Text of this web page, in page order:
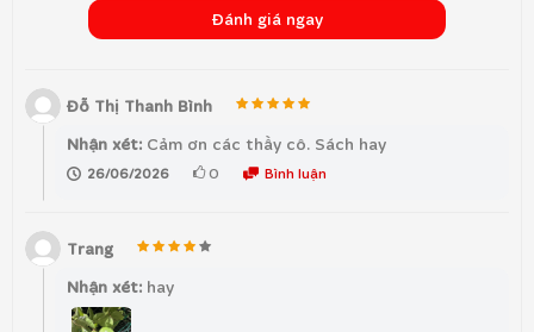
Đánh giá ngay
Đỗ Thị Thanh Bình
Nhận xét: Cảm ơn các thầy cô. Sách hay
26/06/2026 0 Bình luận
Trang
Nhận xét: hay